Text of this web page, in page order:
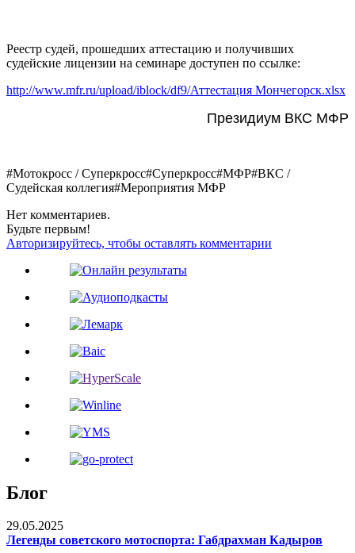
Реестр судей, прошедших аттестацию и получивших
судейские лицензии на семинаре доступен по ссылке:
http://www.mfr.ru/upload/iblock/df9/Аттестация Мончегорск.xlsx
Президиум ВКС МФР
#Мотокросс / Суперкросс#Суперкросс#МФР#ВКС /
Судейская коллегия#Мероприятия МФР
Нет комментариев.
Будьте первым!
Авторизируйтесь, чтобы оставлять комментарии
Блог
29.05.2025
Легенды советского мотоспорта: Габдрахман Кадыров